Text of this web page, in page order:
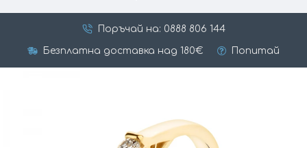
Поръчай на: 0888 806 144
Безплатна доставка над 180€ Попитай